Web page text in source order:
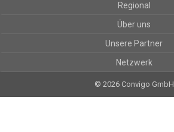
Regional
Über uns
Unsere Partner
Netzwerk
© 2026 Convigo GmbH